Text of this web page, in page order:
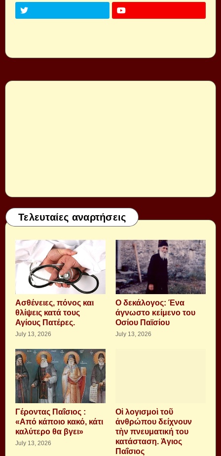
Τελευταίες αναρτήσεις
Aσθένειες, πόνος και
θλίψεις κατά τους
Αγίους Πατέρες.
July 13, 2026
Ο δεκάλογος: Ένα
άγνωστο κείμενο του
Οσίου Παϊσίου
July 13, 2026
Γέροντας Παΐσιος :
«Από κάποιο κακό, κάτι
καλύτερο θα βγει»
July 13, 2026
Οἱ λογισμοὶ τοῦ
ἀνθρώπου δείχνουν
τὴν πνευματική του
κατάσταση. Ἁγιος
Παΐσιος